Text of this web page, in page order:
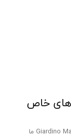
هر عطر یک داستان است، هر بو یک احساس. در Giardino Magico ما